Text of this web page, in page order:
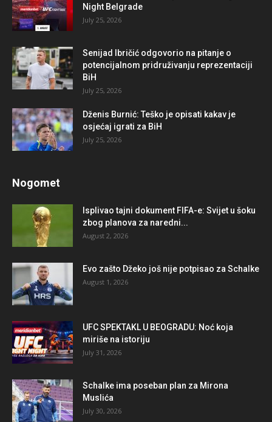
Night Belgrade
July 25, 2026
Senijad Ibričić odgovorio na pitanje o
potencijalnom pridruživanju reprezentaciji
BiH
July 25, 2026
Dženis Burnić: Teško je opisati kakav je
osjećaj igrati za BiH
July 25, 2026
Nogomet
Isplivao tajni dokument FIFA-e: Svijet u šoku
zbog planova za naredni...
August 2, 2026
Evo zašto Džeko još nije potpisao za Schalke
August 1, 2026
UFC SPEKTAKL U BEOGRADU: Noć koja
miriše na istoriju
July 31, 2026
Schalke ima poseban plan za Mirona
Muslića
July 30, 2026